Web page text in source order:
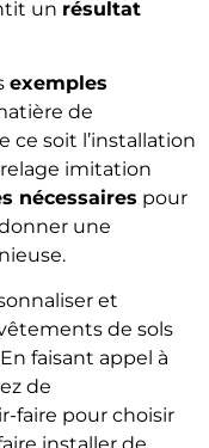
un résultat
exemples
de
ce soit l’installation
imitation
nécessaires pour
une
et
de sols
faisant appel à
de
faire pour choisir